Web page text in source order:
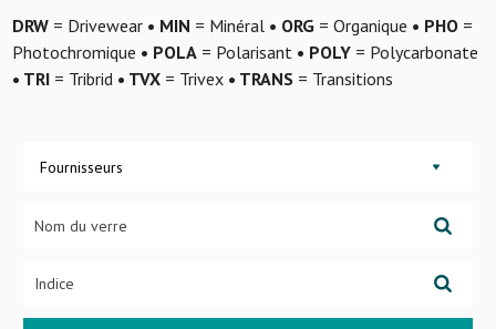
DRW= Drivewear • MIN = Minéral • ORG= Organique • PHO=
Photochromique • POLA= Polarisant • POLY= Polycarbonate
• TRI= Tribrid • TVX= Trivex • TRANS= Transitions
Fournisseurs